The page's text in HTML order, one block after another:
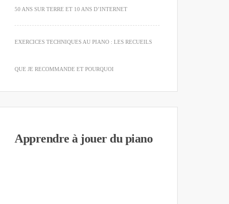
50 ANS SUR TERRE ET 10 ANS D’INTERNET
EXERCICES TECHNIQUES AU PIANO : LES RECUEILS
QUE JE RECOMMANDE ET POURQUOI
Apprendre à jouer du piano